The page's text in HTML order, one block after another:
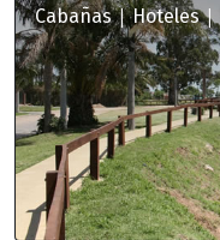
Cabañas|Hoteles|